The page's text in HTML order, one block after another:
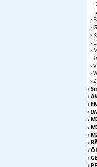
›
›
›
›
›
›
›
›
›
›
›
›
›
›
›
›
›
›
›